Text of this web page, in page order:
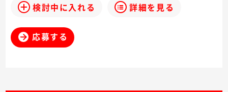
検討中に入れる 詳細を見る
応募する